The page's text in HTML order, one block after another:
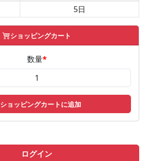
5日
ショッピングカート
数量*
ショッピングカートに追加
ログイン